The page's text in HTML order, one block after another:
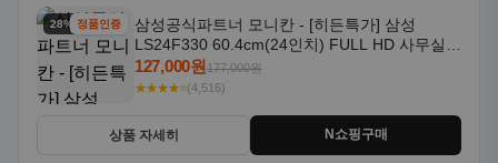
28% 할인정품인증
삼성공식파트너 모니칸 - [히든특가] 삼성
LS24F330 60.4cm(24인치) FULL HD 사무실/
컴퓨터 모니터
127,000원177,000원
★★★★⭐(4,516)
상품 자세히 N쇼핑구매